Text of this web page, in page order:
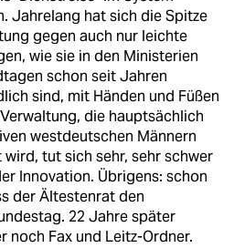
Jahrelang hat sich die Spitze
gegen auch nur leichte
wie sie in den Ministerien
schon seit Jahren
sind, mit Händen und Füßen
die hauptsächlich
westdeutschen Männern
tut sich sehr, sehr schwer
Innovation. Übrigens: schon
der Ältestenrat den
22 Jahre später
noch Fax und Leitz-Ordner.